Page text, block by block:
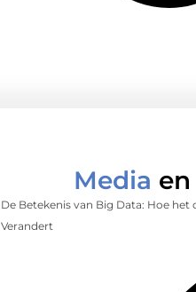
Media
De Betekenis van Big Data: Hoe het
Verandert